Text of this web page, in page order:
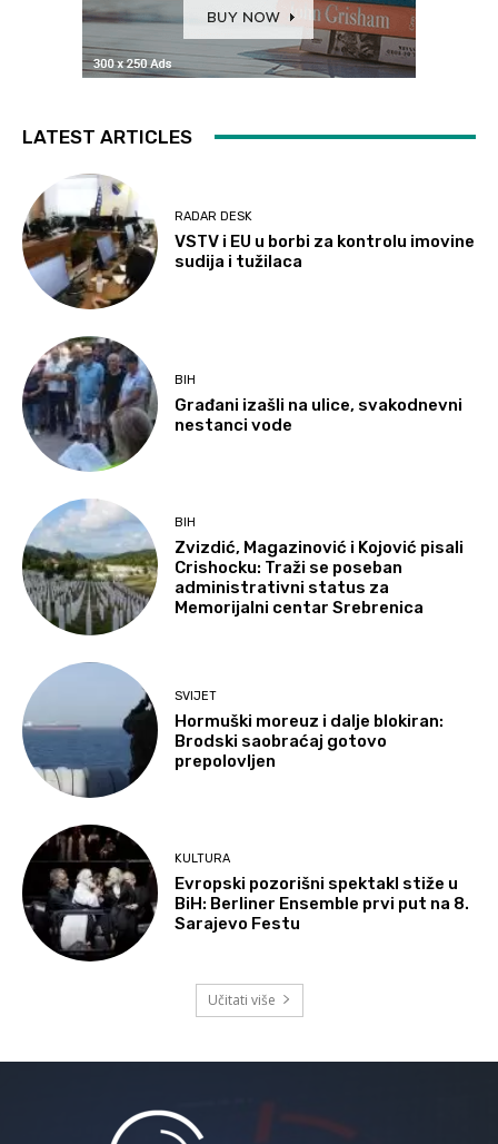
LATEST ARTICLES
RADAR DESK
VSTV i EU u borbi za kontrolu imovine
sudija i tužilaca
BIH
Građani izašli na ulice, svakodnevni
nestanci vode
BIH
Zvizdić, Magazinović i Kojović pisali
Crishocku: Traži se poseban
administrativni status za
Memorijalni centar Srebrenica
SVIJET
Hormuški moreuz i dalje blokiran:
Brodski saobraćaj gotovo
prepolovljen
KULTURA
Evropski pozorišni spektakl stiže u
BiH: Berliner Ensemble prvi put na 8.
Sarajevo Festu
Učitati više